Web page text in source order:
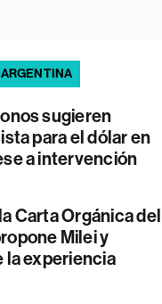
sugieren
para el dólar en
a intervención
Carta Orgánica del
Milei y
la experiencia